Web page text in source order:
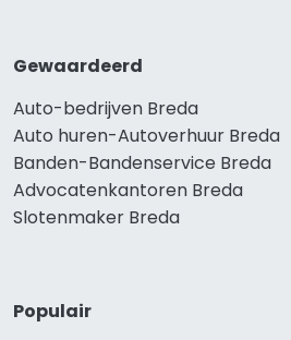
Gewaardeerd
Auto-bedrijven Breda
Auto huren-Autoverhuur Breda
Banden-Bandenservice Breda
Advocatenkantoren Breda
Slotenmaker Breda
Populair